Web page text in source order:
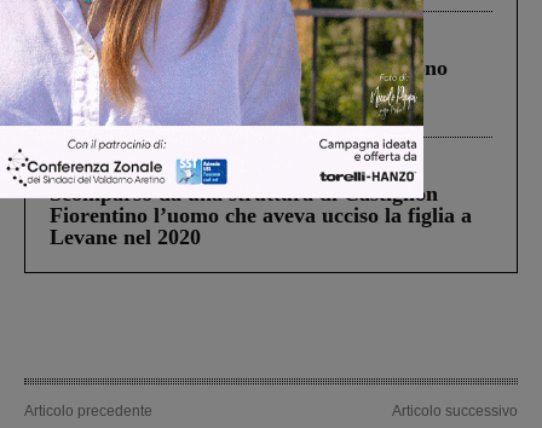
Cronaca 4 Agosto 2026
Un anno fa la strage in A1 in cui morirono
Gianni, Giulia e Franco. Lo schianto, il
processo, lo stop ai sorpassi fra tir....
Cronaca 3 Agosto 2026
Scomparso da una struttura di Castiglion
Fiorentino l’uomo che aveva ucciso la figlia a
Levane nel 2020
Articolo precedente
Articolo successivo